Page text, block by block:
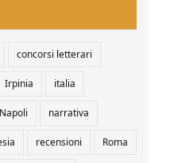
concorsi letterari
Irpinia italia
Napoli narrativa
recensioni Roma